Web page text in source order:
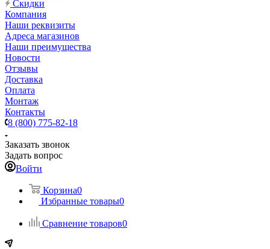
Скидки
Компания
Наши реквизиты
Адреса магазинов
Наши преимущества
Новости
Отзывы
Доставка
Оплата
Монтаж
Контакты
8 (800) 775-82-18
Заказать звонок
Задать вопрос
Войти
Корзина0
Избранные товары0
Сравнение товаров0